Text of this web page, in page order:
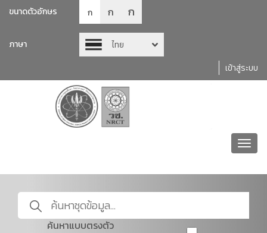
ขนาดตัวอักษร ก ก ก
ภาษา
ไทย
เข้าสู่ระบบ
ค้นหาแบบตรงตัว